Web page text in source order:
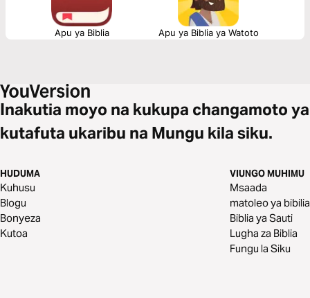
Apu ya Biblia Apu ya Biblia ya Watoto
Inakutia moyo na kukupa changamoto ya
kutafuta ukaribu na Mungu kila siku.
HUDUMA
Kuhusu
Blogu
Bonyeza
Kutoa
VIUNGO MUHIMU
Msaada
matoleo ya bibilia
Biblia ya Sauti
Lugha za Biblia
Fungu la Siku